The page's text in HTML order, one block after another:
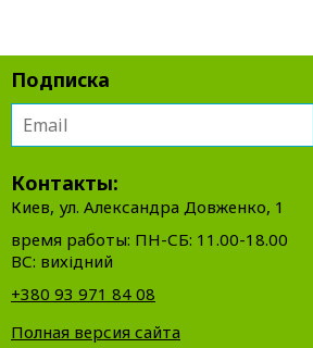
Подписка
Контакты:
Киев, ул. Александра Довженко, 1
время работы: ПН-СБ: 11.00-18.00
ВС: вихідний
+380 93 971 84 08
Полная версия сайта